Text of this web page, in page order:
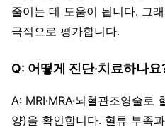
줄이는 데 도움이 됩니다. 그
극적으로 평가합니다.
Q: 어떻게 진단·치료하나요
A: MRI·MRA·뇌혈관조영술로
양)을 확인합니다. 혈류 부족